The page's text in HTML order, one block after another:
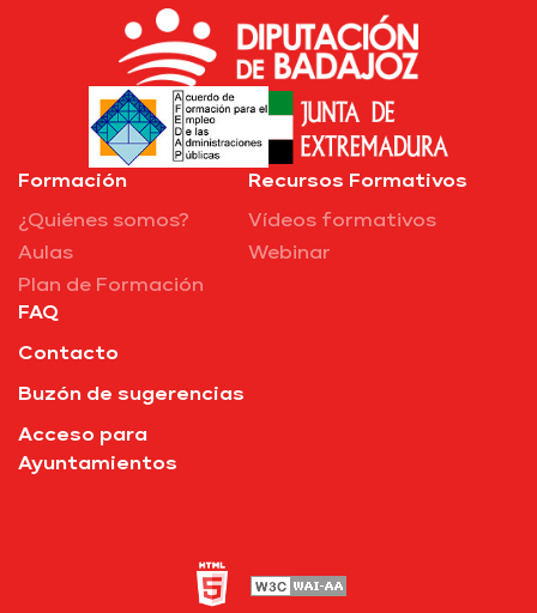
Formación
¿Quiénes somos?
Aulas
Plan de Formación
Recursos Formativos
Vídeos formativos
Webinar
FAQ
Contacto
Buzón de sugerencias
Acceso para
Ayuntamientos